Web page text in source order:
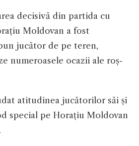
decisivă din partida cu
Moldovan a fost
jucător de pe teren,
numeroasele ocazii ale roș-
atitudinea jucătorilor săi și
special pe Horațiu Moldovan